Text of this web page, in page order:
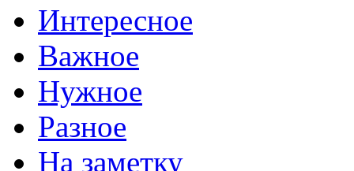
Интересное
Важное
Нужное
Разное
На заметку